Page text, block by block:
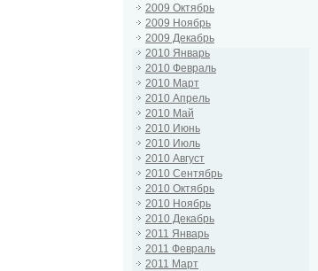
2009 Октябрь
2009 Ноябрь
2009 Декабрь
2010 Январь
2010 Февраль
2010 Март
2010 Апрель
2010 Май
2010 Июнь
2010 Июль
2010 Август
2010 Сентябрь
2010 Октябрь
2010 Ноябрь
2010 Декабрь
2011 Январь
2011 Февраль
2011 Март